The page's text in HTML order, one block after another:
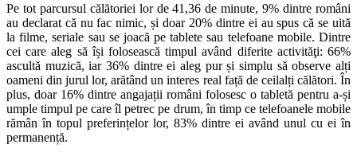
Pe tot parcursul călătoriei lor de 41,36 de minute, 9% dintre români
au declarat că nu fac nimic, și doar 20% dintre ei au spus că se uită
la filme, seriale sau se joacă pe tablete sau telefoane mobile. Dintre
cei care aleg să își folosească timpul având diferite activităţi: 66%
ascultă muzică, iar 36% dintre ei aleg pur și simplu să observe alți
oameni din jurul lor, arătând un interes real față de ceilalți călători. În
plus, doar 16% dintre angajații români folosesc o tabletă pentru a-și
umple timpul pe care îl petrec pe drum, în timp ce telefoanele mobile
rămân în topul preferințelor lor, 83% dintre ei având unul cu ei în
permanență.